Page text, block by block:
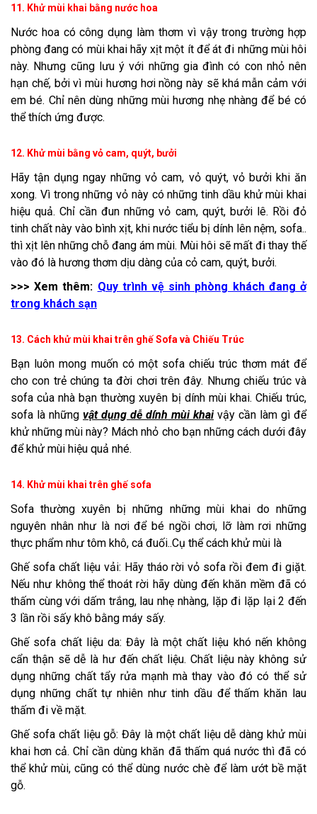
11. Khử mùi khai bằng nước hoa
Nước hoa có công dụng làm thơm vì vậy trong trường hợp
phòng đang có mùi khai hãy xịt một ít để át đi những mùi hôi
này. Nhưng cũng lưu ý với những gia đình có con nhỏ nên
hạn chế, bởi vì mùi hương hơi nồng này sẽ khá mẫn cảm với
em bé. Chỉ nên dùng những mùi hương nhẹ nhàng để bé có
thể thích ứng được.
12. Khử mùi bằng vỏ cam, quýt, bưởi
Hãy tận dụng ngay những vỏ cam, vỏ quýt, vỏ bưởi khi ăn
xong. Vì trong những vỏ này có những tinh dầu khử mùi khai
hiệu quả. Chỉ cần đun những vỏ cam, quýt, bưởi lê. Rồi đỏ
tinh chất này vào bình xịt, khi nước tiểu bị dính lên nệm, sofa..
thì xịt lên những chỗ đang ám mùi. Mùi hôi sẽ mất đi thay thế
vào đó là hương thơm dịu dàng của cỏ cam, quýt, bưởi.
>>> Xem thêm: Quy trình vệ sinh phòng khách đang ở
trong khách sạn
13. Cách khử mùi khai trên ghế Sofa và Chiếu Trúc
Bạn luôn mong muốn có một sofa chiếu trúc thơm mát để
cho con trẻ chúng ta đời chơi trên đây. Nhưng chiếu trúc và
sofa của nhà bạn thường xuyên bị dính mùi khai. Chiếu trúc,
sofa là những vật dụng dễ dính mùi khaivậy cần làm gì để
khử những mùi này? Mách nhỏ cho bạn những cách dưới đây
để khử mùi hiệu quả nhé.
14. Khử mùi khai trên ghế sofa
Sofa thường xuyên bị những những mùi khai do những
nguyên nhân như là nơi để bé ngồi chơi, lỡ làm rơi những
thực phẩm như tôm khô, cá đuối..Cụ thể cách khử mùi là
Ghế sofa chất liệu vải: Hãy tháo rời vỏ sofa rồi đem đi giặt.
Nếu như không thể thoát rời hãy dùng đến khăn mềm đã có
thấm cùng với dấm trắng, lau nhẹ nhàng, lặp đi lặp lại 2 đến
3 lần rồi sấy khô bằng máy sấy.
Ghế sofa chất liệu da: Đây là một chất liệu khó nến không
cẩn thận sẽ dễ là hư đến chất liệu. Chất liệu này không sử
dụng những chất tẩy rửa mạnh mà thay vào đó có thể sử
dụng những chất tự nhiên như tinh dầu để thấm khăn lau
thấm đi về mặt.
Ghế sofa chất liệu gỗ: Đây là một chất liệu dễ dàng khử mùi
khai hơn cả. Chỉ cần dùng khăn đã thấm quá nước thì đã có
thể khử mùi, cũng có thể dùng nước chè để làm ướt bề mặt
gỗ.